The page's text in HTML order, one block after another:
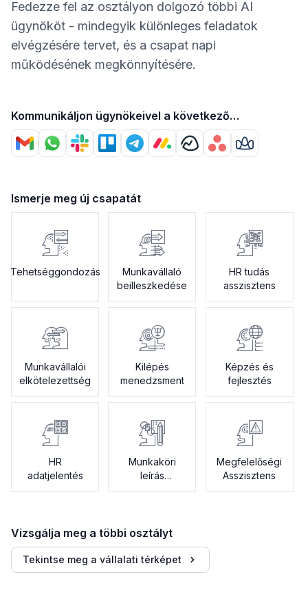
Fedezze fel az osztályon dolgozó többi AI
ügynököt - mindegyik különleges feladatok
elvégzésére tervet, és a csapat napi
működésének megkönnyítésére.
Kommunikáljon ügynökeivel a következő
segítségével
Ismerje meg új csapatát
Tehetséggondozás
Munkavállaló
beilleszkedése
HR tudás
asszisztens
Munkavállalói
elkötelezettség
Kilépés
menedzsment
Képzés és
fejlesztés
HR
adatjelentés
Munkaköri
leírás
generátor
Megfelelőségi
Asszisztens
Vizsgálja meg a többi osztályt
Tekintse meg a vállalati térképet